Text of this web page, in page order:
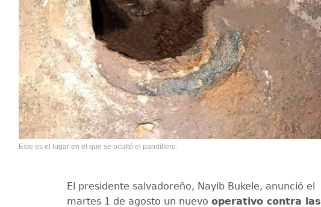
Este es el lugar en el que se ocultó el pandillero.
El presidente salvadoreño, Nayib Bukele, anunció el
martes 1 de agosto un nuevo operativo contra las